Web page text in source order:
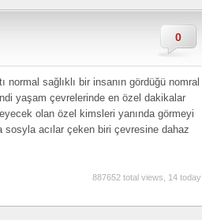
0
normal sağlıklı bir insanın gördüğü nomral
yaşam çevrelerinde en özel dakikalar
olan özel kimsleri yanında görmeyi
acılar çeken biri çevresine dahaz
887652 total views, 14 today